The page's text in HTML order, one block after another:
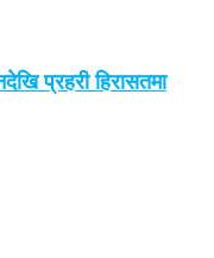
प्रहरी हिरासतमा